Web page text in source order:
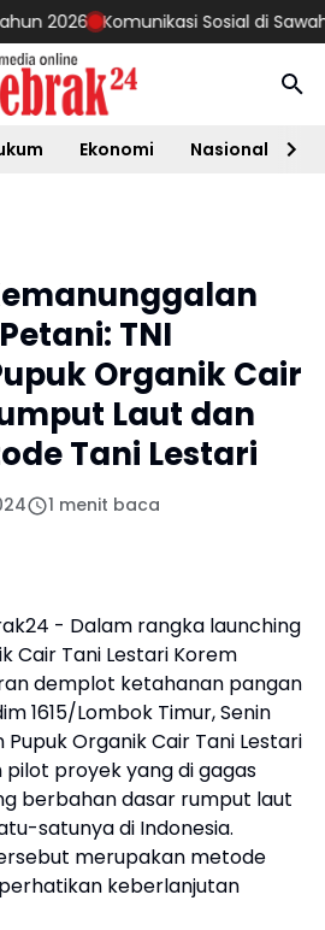
Komunikasi Sosial di Sawah,
Ekonomi Nasional
TNI
Organik Cair
Laut dan
Tani Lestari
1 menit baca
- Dalam rangka launching
Cair Tani Lestari Korem
demplot ketahanan pangan
1615/Lombok Timur, Senin
Organik Cair Tani Lestari
proyek yang di gagas
berbahan dasar rumput laut
satunya di Indonesia.
merupakan metode
keberlanjutan